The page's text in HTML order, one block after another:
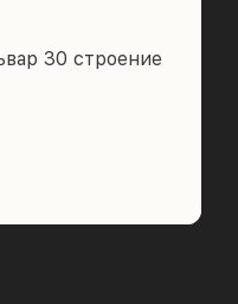
30 строение